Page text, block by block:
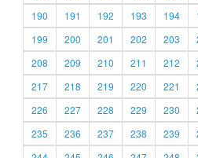
190
191 192 193 194
199
200 201 202 203
208
209 210 211 212
217
218 219 220 221
226
227 228 229 230
235
236 237 238 239